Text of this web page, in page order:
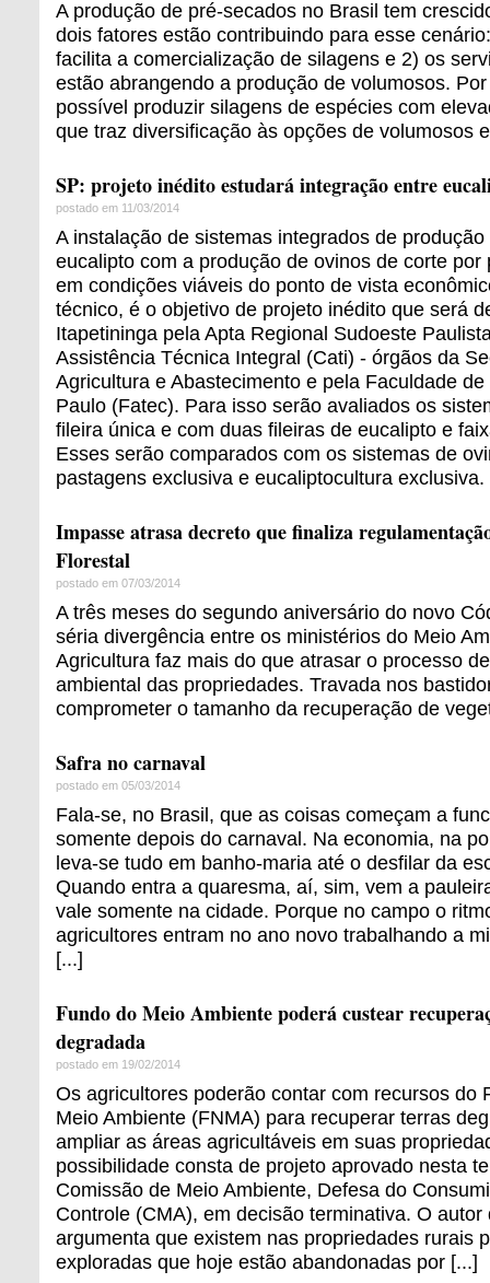
A produção de pré-secados no Brasil tem
dois fatores estão contribuindo para esse
facilita a comercialização de silagens e 2) os
estão abrangendo a produção de volumosos.
possível produzir silagens de espécies com
que traz diversificação às opções de volumosos
SP: projeto inédito estudará integração entre
postado em 11/03/2014
A instalação de sistemas integrados de
eucalipto com a produção de ovinos de corte por
em condições viáveis do ponto de vista
técnico, é o objetivo de projeto inédito que será
Itapetininga pela Apta Regional Sudoeste
Assistência Técnica Integral (Cati) - órgãos da
Agricultura e Abastecimento e pela Faculdade
Paulo (Fatec). Para isso serão avaliados os
fileira única e com duas fileiras de eucalipto e
Esses serão comparados com os sistemas de
pastagens exclusiva e eucaliptocultura exclusiva.
Impasse atrasa decreto que finaliza
Florestal
postado em 07/03/2014
A três meses do segundo aniversário do novo
séria divergência entre os ministérios do Meio
Agricultura faz mais do que atrasar o processo
ambiental das propriedades. Travada nos
comprometer o tamanho da recuperação de
Safra no carnaval
postado em 05/03/2014
Fala-se, no Brasil, que as coisas começam a
somente depois do carnaval. Na economia, na
leva-se tudo em banho-maria até o desfilar da
Quando entra a quaresma, aí, sim, vem a
vale somente na cidade. Porque no campo o
agricultores entram no ano novo trabalhando a
[...]
Fundo do Meio Ambiente poderá custear
degradada
postado em 19/02/2014
Os agricultores poderão contar com recursos do
Meio Ambiente (FNMA) para recuperar terras
ampliar as áreas agricultáveis em suas
possibilidade consta de projeto aprovado nesta
Comissão de Meio Ambiente, Defesa do
Controle (CMA), em decisão terminativa. O autor
argumenta que existem nas propriedades rurais
exploradas que hoje estão abandonadas por [...]